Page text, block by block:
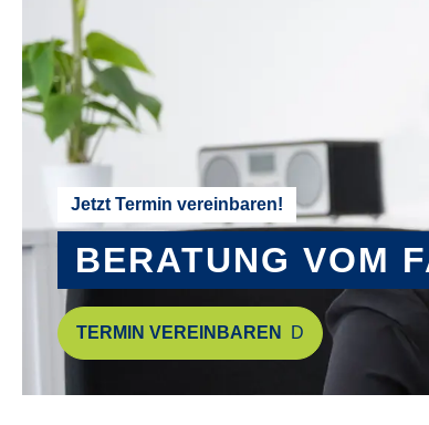
Jetzt Termin vereinbaren!
BERATUNG VOM
TERMIN VEREINBAREN